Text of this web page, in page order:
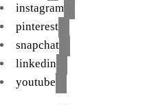
instagram
pinterest
snapchat
linkedin
youtube